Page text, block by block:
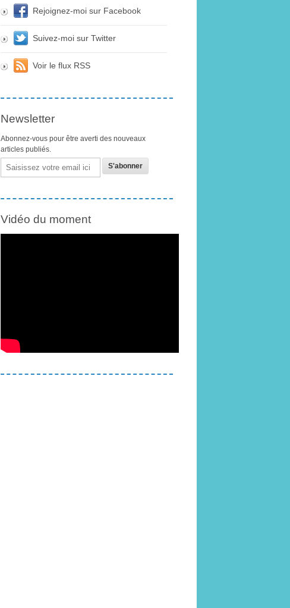
Rejoignez-moi sur Facebook
Suivez-moi sur Twitter
Voir le flux RSS
Newsletter
Abonnez-vous pour être averti des nouveaux
articles publiés.
Email
Vidéo du moment